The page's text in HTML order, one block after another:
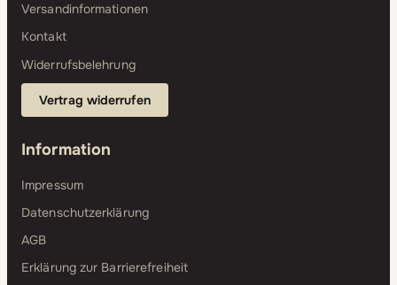
Versandinformationen
Kontakt
Widerrufsbelehrung
Vertrag widerrufen
Information
Impressum
Datenschutzerklärung
AGB
Erklärung zur Barrierefreiheit